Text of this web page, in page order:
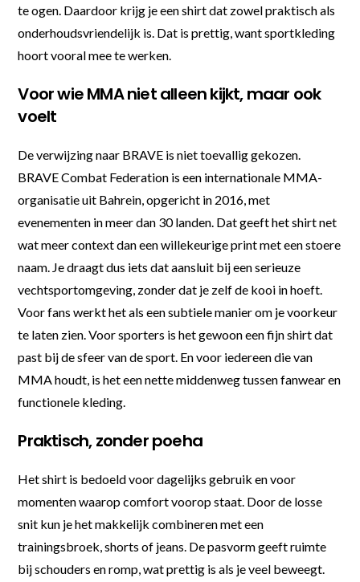
te ogen. Daardoor krijg je een shirt dat zowel praktisch als
onderhoudsvriendelijk is. Dat is prettig, want sportkleding
hoort vooral mee te werken.
Voor wie MMA niet alleen kijkt, maar ook
voelt
De verwijzing naar BRAVE is niet toevallig gekozen.
BRAVE Combat Federation is een internationale MMA-
organisatie uit Bahrein, opgericht in 2016, met
evenementen in meer dan 30 landen. Dat geeft het shirt net
wat meer context dan een willekeurige print met een stoere
naam. Je draagt dus iets dat aansluit bij een serieuze
vechtsportomgeving, zonder dat je zelf de kooi in hoeft.
Voor fans werkt het als een subtiele manier om je voorkeur
te laten zien. Voor sporters is het gewoon een fijn shirt dat
past bij de sfeer van de sport. En voor iedereen die van
MMA houdt, is het een nette middenweg tussen fanwear en
functionele kleding.
Praktisch, zonder poeha
Het shirt is bedoeld voor dagelijks gebruik en voor
momenten waarop comfort voorop staat. Door de losse
snit kun je het makkelijk combineren met een
trainingsbroek, shorts of jeans. De pasvorm geeft ruimte
bij schouders en romp, wat prettig is als je veel beweegt.